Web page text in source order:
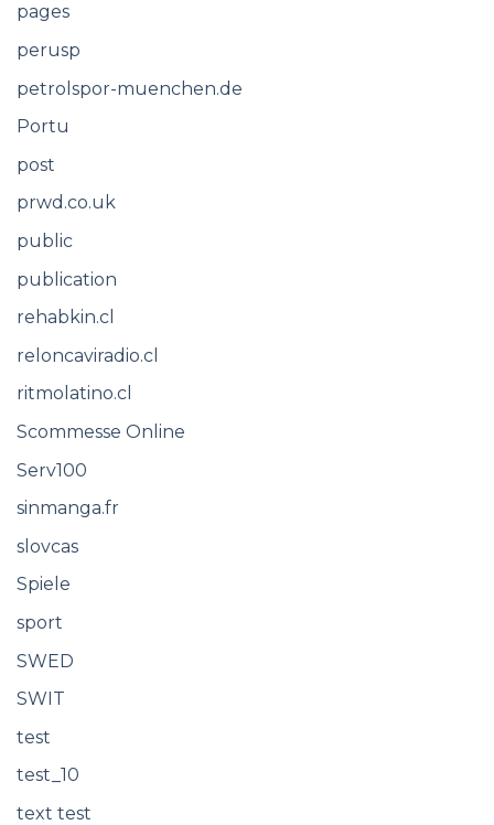
pages
perusp
petrolspor-muenchen.de
Portu
post
prwd.co.uk
public
publication
rehabkin.cl
reloncaviradio.cl
ritmolatino.cl
Scommesse Online
Serv100
sinmanga.fr
slovcas
Spiele
sport
SWED
SWIT
test
test_10
text test